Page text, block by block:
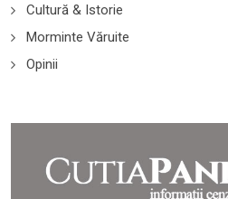
Cultură & Istorie
Morminte Văruite
Opinii